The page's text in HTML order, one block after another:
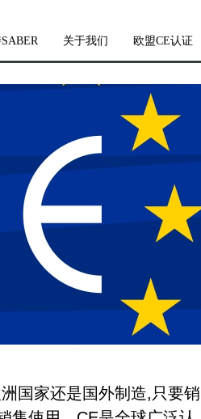
关于我们 欧盟CE认证
国家还是国外制造,只要销